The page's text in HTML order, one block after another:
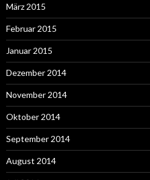
März 2015
Februar 2015
Januar 2015
Dezember 2014
November 2014
Oktober 2014
September 2014
August 2014